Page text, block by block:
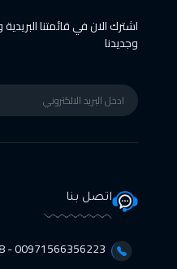
اشترك الان في قائمتنا
وجديدنا
اتصل بنا
00971566356223 - 00971563356098⁩